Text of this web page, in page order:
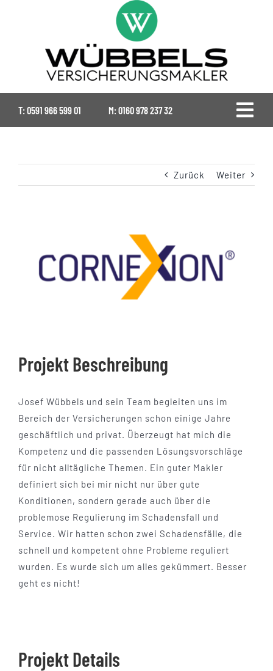
T: 0591 966 599 01 M:0160 978 237 32
Gewerbe
Ansprechpartner
Zurück Weiter
Image
Projekt Beschreibung
Josef Wübbels und sein Team begleiten uns im
Bereich der Versicherungen schon einige Jahre
geschäftlich und privat. Überzeugt hat mich die
Kompetenz und die passenden Lösungsvorschläge
für nicht alltägliche Themen. Ein guter Makler
definiert sich bei mir nicht nur über gute
Konditionen, sondern gerade auch über die
problemose Regulierung im Schadensfall und
Service. Wir hatten schon zwei Schadensfälle, die
schnell und kompetent ohne Probleme reguliert
wurden. Es wurde sich um alles gekümmert. Besser
geht es nicht!
Projekt Details